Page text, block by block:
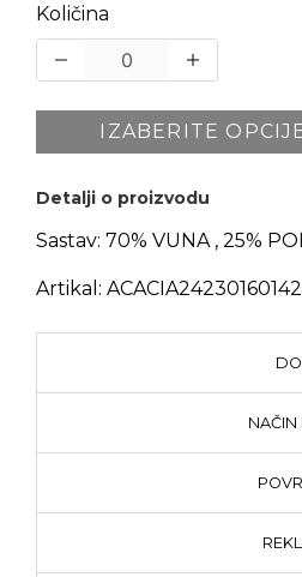
Količina
IZABERITE
Detalji o proizvodu
Sastav: 70% VUNA , 25%
Artikal:
NAČIN